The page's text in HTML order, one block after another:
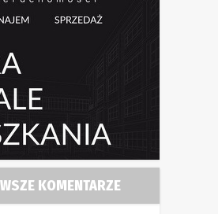
KOMENTARZE